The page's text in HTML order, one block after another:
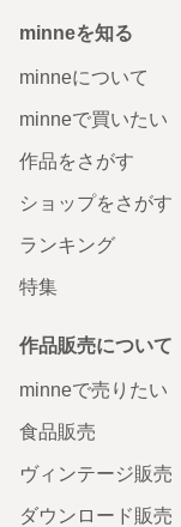
minneを知る
minneについて
minneで買いたい
作品をさがす
ショップをさがす
ランキング
特集
作品販売について
minneで売りたい
食品販売
ヴィンテージ販売
ダウンロード販売